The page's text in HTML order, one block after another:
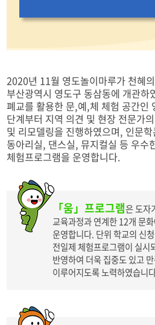
2020년 11월 영도놀이마루가 천혜
부산광역시 영도구 동삼동에 개관하
폐교를 활용한 문,예,체 체험 공간인
단계부터 지역 의견 및 현장 전문가
및 리모델링을 진행하였으며, 인문
동아리실, 댄스실, 뮤지컬실 등 우수
체험프로그램을 운영합니다.
「움」프로그램은 도자
교육과정과 연계한 12개 문
운영합니다. 단위 학교의 신
전일제 체험프로그램이 실시
반영하여 더욱 집중도 있고
이루어지도록 노력하였습니